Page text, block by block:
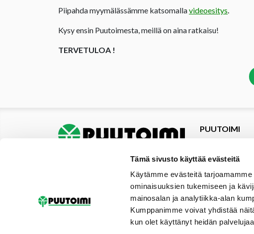
Tämä sivusto käyttää evästeitä
Käytämme evästeitä
ominaisuuksien tukemiseen ja
mainosalan ja analytiikka-alan
Kumppanimme voivat yhdistää
kun olet käyttänyt heidän
Piipahda myymälässämme katsomallavideoesitys
Kysy ensin Puutoimesta, meillä on aina ratkaisu!
TERVETULOA !
PUUTOIMI
Tarjoukset
Yhteystiedot
Palvelut
Uutiset
Galleria